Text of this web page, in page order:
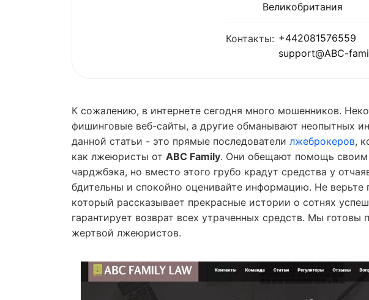
Великобритания
Контакты: +442081576559
support@ABC-
К сожалению, в интернете сегодня много мошенников.
фишинговые веб-сайты, а другие обманывают неопытных
данной статьи - это прямые последователи лжеброкеров,
как лжеюристы от ABC Family. Они обещают помощь своим
чарджбэка, но вместо этого грубо крадут средства у
бдительны и спокойно оценивайте информацию. Не верьте
который рассказывает прекрасные истории о сотнях
гарантирует возврат всех утраченных средств. Мы готовы
жертвой лжеюристов.